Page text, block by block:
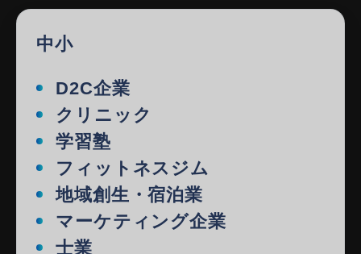
中小
D2C企業
クリニック
学習塾
フィットネスジム
地域創生・宿泊業
マーケティング企業
士業